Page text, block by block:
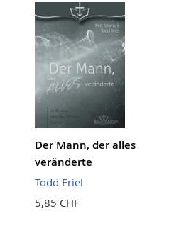
Der Mann, der alles
veränderte
Todd Friel
5,85 CHF